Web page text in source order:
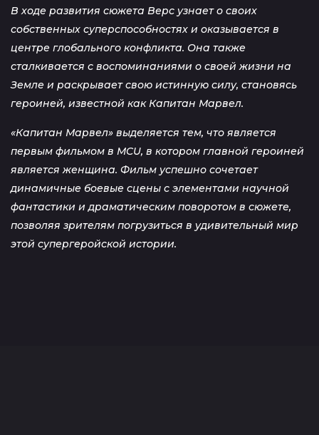
В ходе развития сюжета Верс узнает о своих
собственных суперспособностях и оказывается в
центре глобального конфликта. Она также
сталкивается с воспоминаниями о своей жизни на
Земле и раскрывает свою истинную силу, становясь
героиней, известной как Капитан Марвел.
«Капитан Марвел» выделяется тем, что является
первым фильмом в MCU, в котором главной героиней
является женщина. Фильм успешно сочетает
динамичные боевые сцены с элементами научной
фантастики и драматическим поворотом в сюжете,
позволяя зрителям погрузиться в удивительный мир
этой супергеройской истории.